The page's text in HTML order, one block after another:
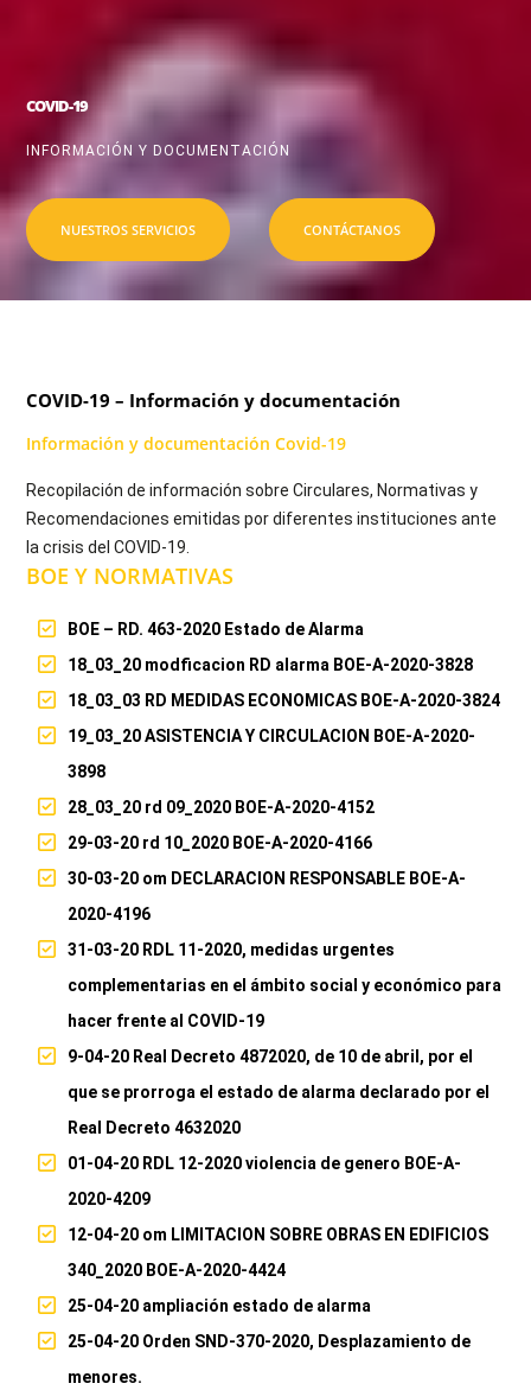
COVID-19
INFORMACIÓN Y DOCUMENTACIÓN
NUESTROS SERVICIOS CONTÁCTANOS
COVID-19 – Información y documentación
Información y documentación Covid-19
Recopilación de información sobre Circulares, Normativas y
Recomendaciones emitidas por diferentes instituciones ante
la crisis del COVID-19.
BOE Y NORMATIVAS
BOE – RD. 463-2020 Estado de Alarma
18_03_20 modficacion RD alarma BOE-A-2020-3828
18_03_03 RD MEDIDAS ECONOMICAS BOE-A-2020-3824
19_03_20 ASISTENCIA Y CIRCULACION BOE-A-2020-
3898
28_03_20 rd 09_2020 BOE-A-2020-4152
29-03-20 rd 10_2020 BOE-A-2020-4166
30-03-20 om DECLARACION RESPONSABLE BOE-A-
2020-4196
31-03-20 RDL 11-2020, medidas urgentes
complementarias en el ámbito social y económico para
hacer frente al COVID-19
9-04-20 Real Decreto 4872020, de 10 de abril, por el
que se prorroga el estado de alarma declarado por el
Real Decreto 4632020
01-04-20 RDL 12-2020 violencia de genero BOE-A-
2020-4209
12-04-20 om LIMITACION SOBRE OBRAS EN EDIFICIOS
340_2020 BOE-A-2020-4424
25-04-20 ampliación estado de alarma
25-04-20 Orden SND-370-2020, Desplazamiento de
menores.